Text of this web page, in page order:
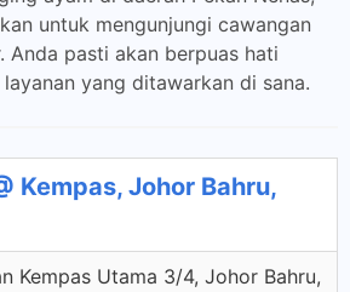
untuk mengunjungi cawangan
Anda pasti akan berpuas hati
yang ditawarkan di sana.
Kempas, Johor Bahru,
Kempas Utama 3/4, Johor Bahru,